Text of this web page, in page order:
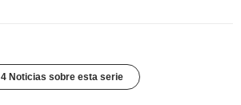
4 Noticias sobre esta serie